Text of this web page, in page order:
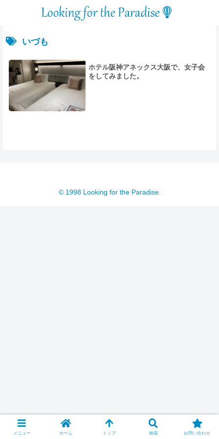
いづも
ホテル阪神アネックス大阪で、女子会
をしてみました。
© 1998 Looking for the Paradise.
メニュー ホーム トップ 検索 お問い合わせ